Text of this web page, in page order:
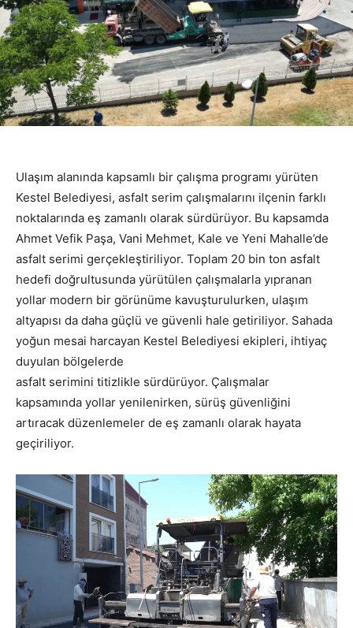
Ulaşım alanında kapsamlı bir çalışma programı yürüten
Kestel Belediyesi, asfalt serim çalışmalarını ilçenin farklı
noktalarında eş zamanlı olarak sürdürüyor. Bu kapsamda
Ahmet Vefik Paşa, Vani Mehmet, Kale ve Yeni Mahalle’de
asfalt serimi gerçekleştiriliyor. Toplam 20 bin ton asfalt
hedefi doğrultusunda yürütülen çalışmalarla yıpranan
yollar modern bir görünüme kavuşturulurken, ulaşım
altyapısı da daha güçlü ve güvenli hale getiriliyor. Sahada
yoğun mesai harcayan Kestel Belediyesi ekipleri, ihtiyaç
duyulan bölgelerde
asfalt serimini titizlikle sürdürüyor. Çalışmalar
kapsamında yollar yenilenirken, sürüş güvenliğini
artıracak düzenlemeler de eş zamanlı olarak hayata
geçiriliyor.